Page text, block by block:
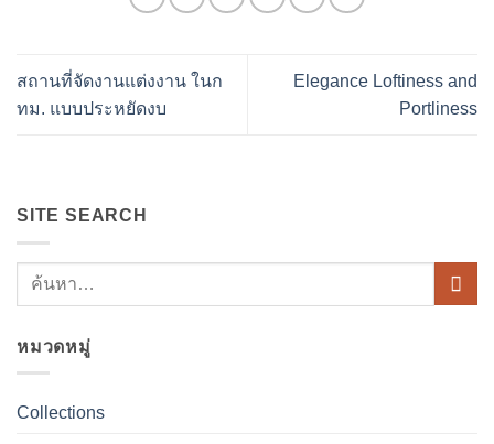
สถานที่จัดงานแต่งงาน ในก
ทม. แบบประหยัดงบ
Elegance Loftiness and
Portliness
SITE SEARCH
หมวดหมู่
Collections